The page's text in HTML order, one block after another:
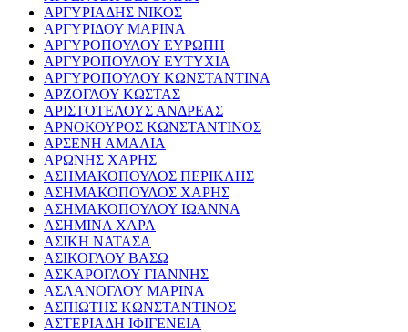
ΑΡΓΥΡΙΑΔΗΣ ΝΙΚΟΣ
ΑΡΓΥΡΙΔΟΥ ΜΑΡΙΝΑ
ΑΡΓΥΡΟΠΟΥΛΟΥ ΕΥΡΩΠΗ
ΑΡΓΥΡΟΠΟΥΛΟΥ ΕΥΤΥΧΙΑ
ΑΡΓΥΡΟΠΟΥΛΟΥ ΚΩΝΣΤΑΝΤΙΝΑ
ΑΡΖΟΓΛΟΥ ΚΩΣΤΑΣ
ΑΡΙΣΤΟΤΕΛΟΥΣ ΑΝΔΡΕΑΣ
ΑΡΝΟΚΟΥΡΟΣ ΚΩΝΣΤΑΝΤΙΝΟΣ
ΑΡΣΕΝΗ ΑΜΑΛΙΑ
ΑΡΩΝΗΣ ΧΑΡΗΣ
ΑΣΗΜΑΚΟΠΟΥΛΟΣ ΠΕΡΙΚΛΗΣ
ΑΣΗΜΑΚΟΠΟΥΛΟΣ ΧΑΡΗΣ
ΑΣΗΜΑΚΟΠΟΥΛΟΥ ΙΩΑΝΝΑ
ΑΣΗΜΙΝΑ ΧΑΡΑ
ΑΣΙΚΗ ΝΑΤΑΣΑ
ΑΣΙΚΟΓΛΟΥ ΒΑΣΩ
ΑΣΚΑΡΟΓΛΟΥ ΓΙΑΝΝΗΣ
ΑΣΛΑΝΟΓΛΟΥ ΜΑΡΙΝΑ
ΑΣΠΙΩΤΗΣ ΚΩΝΣΤΑΝΤΙΝΟΣ
ΑΣΤΕΡΙΑΔΗ ΙΦΙΓΕΝΕΙΑ